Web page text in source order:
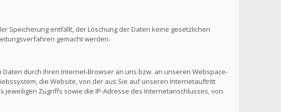
Speicherung entfällt, der Löschung der Daten keine gesetzlichen
gemacht werden.
durch Ihren Internet-Browser an uns bzw. an unseren Webspace-
die Website, von der aus Sie auf unseren Internetauftritt
jeweiligen Zugriffs sowie die IP-Adresse des Internetanschlusses, von